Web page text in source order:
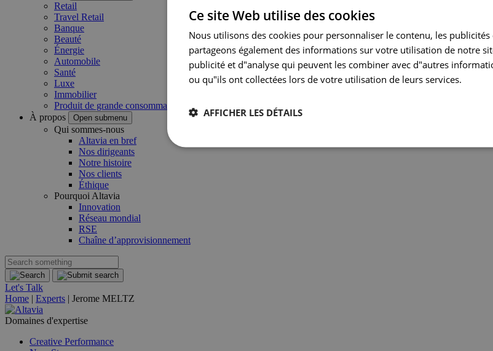
Retail
Travel Retail
Banque
Beauté
Énergie
Automobile
Santé
Luxe
Immobilier
Produit de grande consommation
À propos
Open submenu
Qui sommes-nous
Altavia en bref
Nos dirigeants
Notre histoire
Nos clients
Éthique
Pourquoi Altavia
Innovation
Réseau mondial
RSE
Chaîne d’approvisionnement
Let's Talk
Home | Experts | Jerome MELTZ
Domaines d'expertise
Creative Performance
Ce site Web utilise des cookies
Nous utilisons des cookies pour personnaliser le contenu, les
partageons également des informations sur votre utilisation de notre
publicité et d"analyse qui peuvent les combiner avec d"autres
ou qu"ils ont collectées lors de votre utilisation de leurs services.
AFFICHER LES DÉTAILS